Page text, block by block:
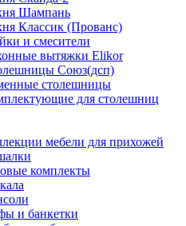
Шампань
Классик (Прованс)
и смесители
вытяжки Elikor
Союз(дсп)
столешницы
для столешниц
мебели для прихожей
комплекты
и банкетки